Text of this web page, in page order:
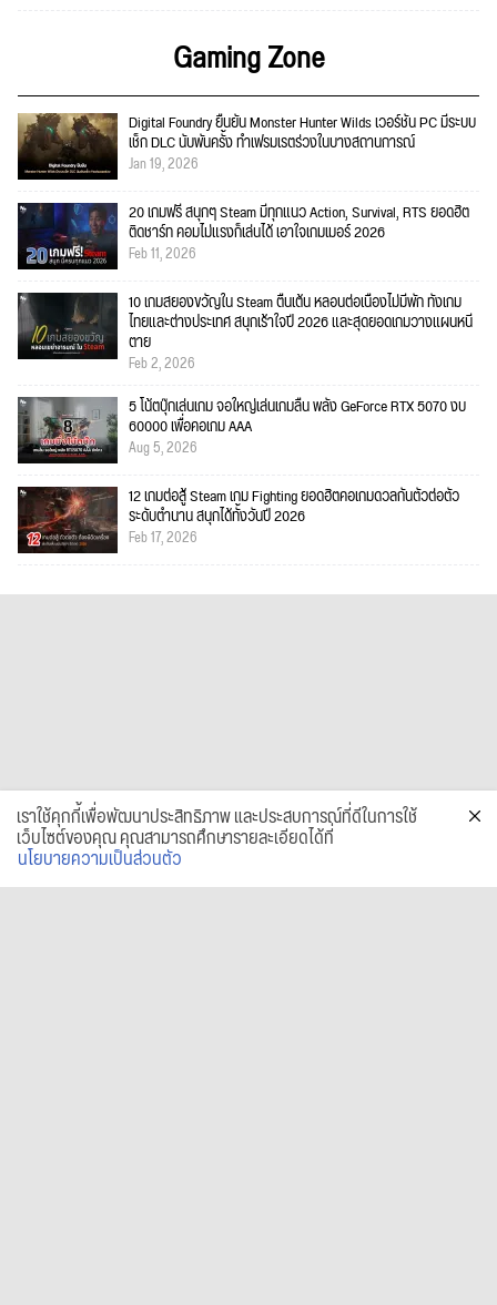
Gaming Zone
Digital Foundry ยืนยัน Monster Hunter Wilds เวอร์ชัน PC มีระบบ
เช็ก DLC นับพันครั้ง ทำเฟรมเรตร่วงในบางสถานการณ์
Jan 19, 2026
20 เกมฟรี สนุกๆ Steam มีทุกแนว Action, Survival, RTS ยอดฮิต
ติดชาร์ท คอมไม่แรงก็เล่นได้ เอาใจเกมเมอร์ 2026
Feb 11, 2026
10 เกมสยองขวัญใน Steam ตื่นเต้น หลอนต่อเนื่องไม่มีพัก ทั้งเกม
ไทยและต่างประเทศ สนุกเร้าใจปี 2026 และสุดยอดเกมวางแผนหนี
ตาย
Feb 2, 2026
5 โน้ตบุ๊กเล่นเกม จอใหญ่เล่นเกมลื่น พลัง GeForce RTX 5070 งบ
60000 เพื่อคอเกม AAA
Aug 5, 2026
12 เกมต่อสู้ Steam เกม Fighting ยอดฮิตคอเกมดวลกันตัวต่อตัว
ระดับตำนาน สนุกได้ทั้งวันปี 2026
Feb 17, 2026
เราใช้คุกกี้เพื่อพัฒนาประสิทธิภาพ และประสบการณ์ที่ดีในการใช้
เว็บไซต์ของคุณ คุณสามารถศึกษารายละเอียดได้ที่
นโยบายความเป็นส่วนตัว